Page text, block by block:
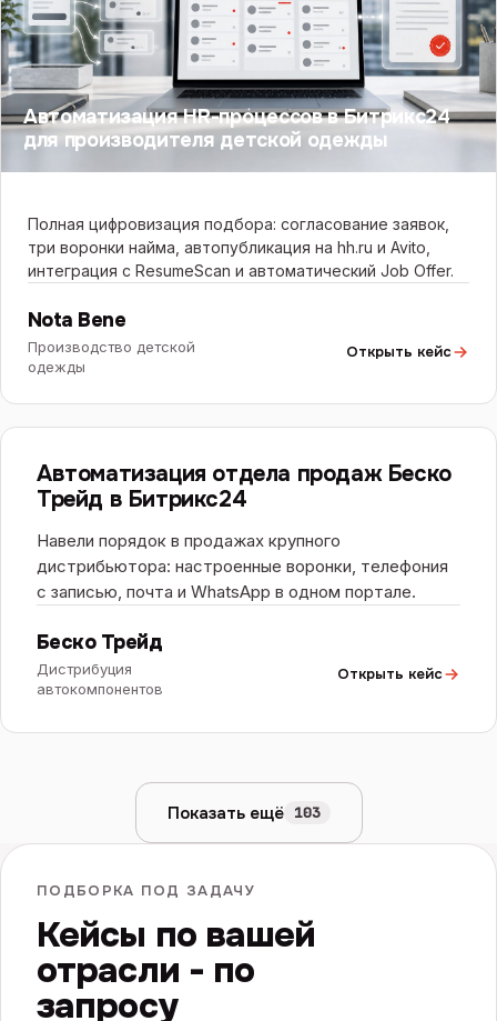
Автоматизация HR-процессов в Битрикс24
для производителя детской одежды
Полная цифровизация подбора: согласование заявок,
три воронки найма, автопубликация на hh.ru и Avito,
интеграция с ResumeScan и автоматический Job Offer.
Nota Bene
Производство детской
одежды
Открыть кейс
БИТРИКС24
Автоматизация отдела продаж Беско
Трейд в Битрикс24
Навели порядок в продажах крупного
дистрибьютора: настроенные воронки, телефония
с записью, почта и WhatsApp в одном портале.
Беско Трейд
Дистрибуция
автокомпонентов
Открыть кейс
Показать ещё 103
ПОДБОРКА ПОД ЗАДАЧУ
Кейсы по вашей
отрасли - по
запросу